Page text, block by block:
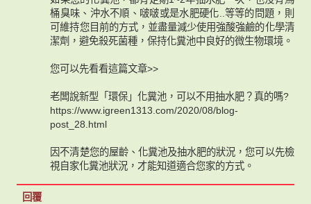
桶臭味、沖水不順、啵啵或是水肥硬化..等等的問題，則
可維持您目前的方式，並盡量減少使用強酸強鹼的化學清
潔劑，避免殺死菌種，保持化糞池中良好的微生物環境。
您可以先看看這篇文章>>
老闆說新型「環保」化糞池，可以不用抽水肥？真的嗎?
https://www.igreen1313.com/2020/08/blog-
post_28.html
因不清楚您的屋齡、化糞池及抽水肥的狀況，您可以先檢
視自家化糞池狀況，才能知道適合您家的方式。
回覆